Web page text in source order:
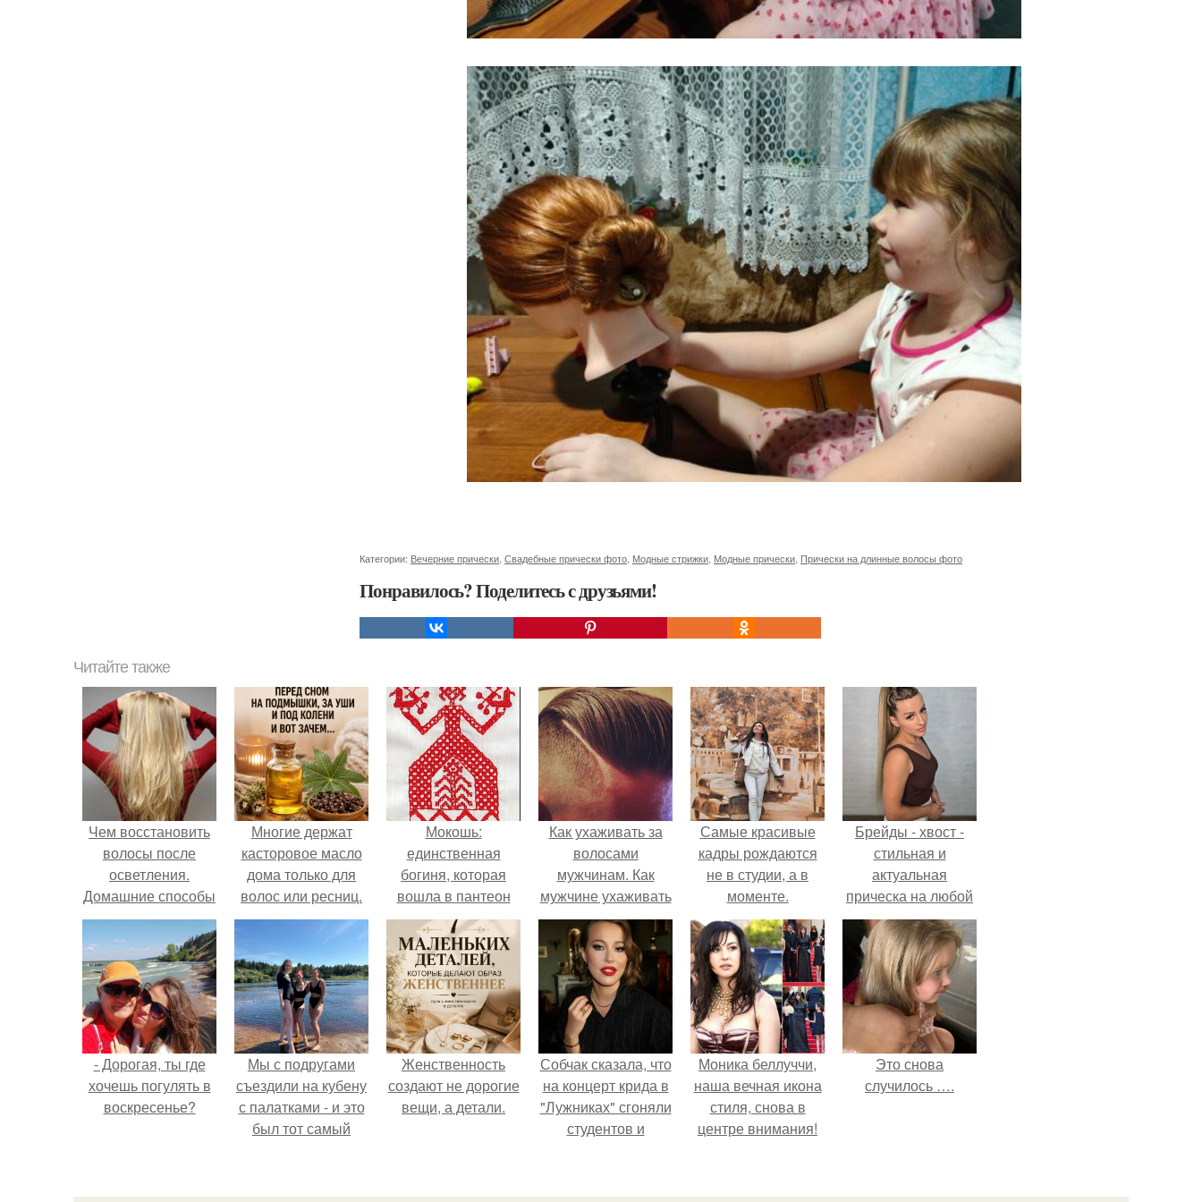
Категории: Вечерние прически Свадебные прически фото Модные стрижки Модные прически Прически на длинные волосы фото
Понравилось? Поделитесь с друзьями!
Читайте также
Чем восстановить
волосы после
осветления.
Домашние способы
восстановления
волос после
осветления
Многие держат
касторовое масло
дома только для
волос или ресниц.
Мокошь:
единственная
богиня, которая
вошла в пантеон
князя Владимира.
Как ухаживать за
волосами
мужчинам. Как
мужчине ухаживать
за волосами
Самые красивые
кадры рождаются
не в студии, а в
моменте.
Брейды - хвост -
стильная и
актуальная
прическа на любой
случай.
- Дорогая, ты где
хочешь погулять в
воскресенье?
Мы с подругами
съездили на кубену
с палатками - и это
был тот самый
смеёшься,
Женственность
создают не дорогие
вещи, а детали.
Собчак сказала, что
на концерт крида в
"Лужниках" сгоняли
студентов и
так везде были
Моника беллуччи,
наша вечная икона
стиля, снова в
центре внимания!
Это снова
случилось ….